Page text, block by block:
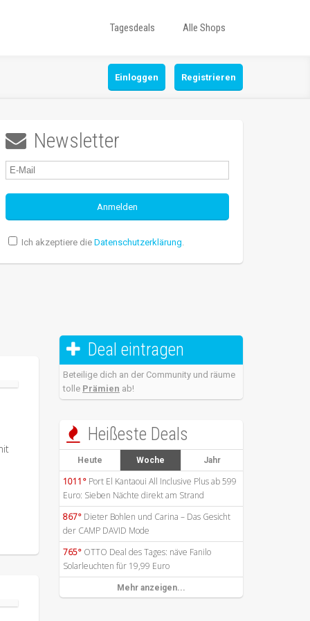
Tagesdeals Alle Shops
Einloggen Registrieren
 Newsletter
Ich akzeptiere die Datenschutzerklärung.
 Deal eintragen
Beteilige dich an der Community und räume
tolle Prämien ab!
 Heißeste Deals
Heute Woche Jahr
1011° Port El Kantaoui All Inclusive Plus ab 599
Euro: Sieben Nächte direkt am Strand
867° Dieter Bohlen und Carina – Das Gesicht
der CAMP DAVID Mode
765° OTTO Deal des Tages: näve Fanilo
Solarleuchten für 19,99 Euro
Mehr anzeigen...